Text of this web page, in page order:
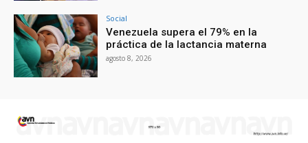
Social
Venezuela supera el 79% en la
práctica de la lactancia materna
agosto 8, 2026